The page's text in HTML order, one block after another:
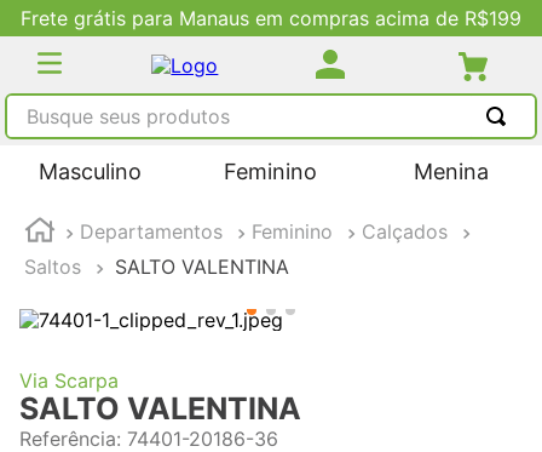
Frete grátis para Manaus em compras acima de R$199
Busque seus produtos
Masculino Feminino Menina
Departamentos Feminino
Calçados
Saltos
SALTO VALENTINA
Via Scarpa
SALTO VALENTINA
Referência: 74401-20186-36
TERMOS MAIS BUSCADOS
2
tenis feminino
4º
adidas
5º